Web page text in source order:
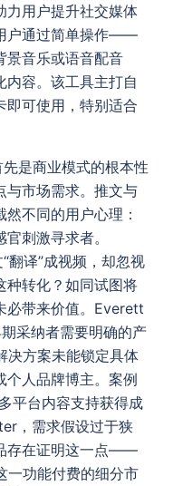
力用户提升社交媒体
户通过简单操作——
景音乐或语音配音
容。该工具主打自
即可使用，特别适合
是商业模式的根本性
市场需求。推文与
不同的用户心理：
刺激寻求者。
译”成视频，却忽视
种转化？如同试图将
必带来价值。Everett
采纳者需要明确的产
方案未能锁定具体
个人品牌博主。案例
平台内容支持获得成
，需求假设过于狭
存在证明这一点——
功能付费的细分市